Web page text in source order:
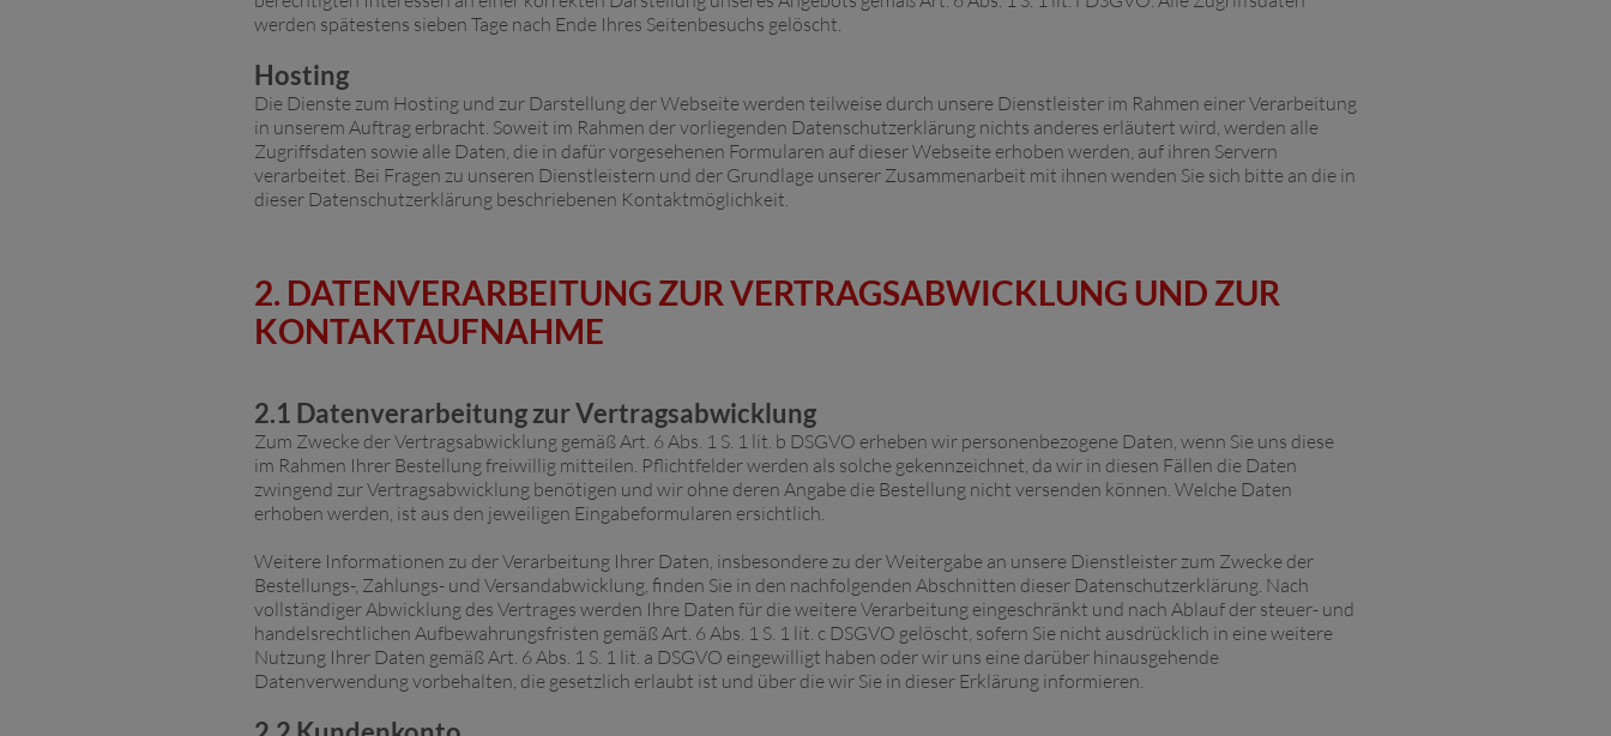
werden spätestens sieben Tage nach Ende Ihres Seitenbesuchs gelöscht.
Hosting
Die Dienste zum Hosting und zur Darstellung der Webseite werden teilweise durch unsere Dienstleister im Rahmen einer Verarbeitung
in unserem Auftrag erbracht. Soweit im Rahmen der vorliegenden Datenschutzerklärung nichts anderes erläutert wird, werden alle
Zugriffsdaten sowie alle Daten, die in dafür vorgesehenen Formularen auf dieser Webseite erhoben werden, auf ihren Servern
verarbeitet. Bei Fragen zu unseren Dienstleistern und der Grundlage unserer Zusammenarbeit mit ihnen wenden Sie sich bitte an die in
dieser Datenschutzerklärung beschriebenen Kontaktmöglichkeit.
2. DATENVERARBEITUNG ZUR VERTRAGSABWICKLUNG UND ZUR
KONTAKTAUFNAHME
2.1 Datenverarbeitung zur Vertragsabwicklung
Zum Zwecke der Vertragsabwicklung gemäß Art. 6 Abs. 1 S. 1 lit. b DSGVO erheben wir personenbezogene Daten, wenn Sie uns diese
im Rahmen Ihrer Bestellung freiwillig mitteilen. Pflichtfelder werden als solche gekennzeichnet, da wir in diesen Fällen die Daten
zwingend zur Vertragsabwicklung benötigen und wir ohne deren Angabe die Bestellung nicht versenden können. Welche Daten
erhoben werden, ist aus den jeweiligen Eingabeformularen ersichtlich.
Weitere Informationen zu der Verarbeitung Ihrer Daten, insbesondere zu der Weitergabe an unsere Dienstleister zum Zwecke der
Bestellungs-, Zahlungs- und Versandabwicklung, finden Sie in den nachfolgenden Abschnitten dieser Datenschutzerklärung. Nach
vollständiger Abwicklung des Vertrages werden Ihre Daten für die weitere Verarbeitung eingeschränkt und nach Ablauf der steuer- und
handelsrechtlichen Aufbewahrungsfristen gemäß Art. 6 Abs. 1 S. 1 lit. c DSGVO gelöscht, sofern Sie nicht ausdrücklich in eine weitere
Nutzung Ihrer Daten gemäß Art. 6 Abs. 1 S. 1 lit. a DSGVO eingewilligt haben oder wir uns eine darüber hinausgehende
Datenverwendung vorbehalten, die gesetzlich erlaubt ist und über die wir Sie in dieser Erklärung informieren.